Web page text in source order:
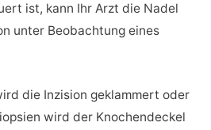
ist, kann Ihr Arzt die Nadel
unter Beobachtung eines
die Inzision geklammert oder
wird der Knochendeckel